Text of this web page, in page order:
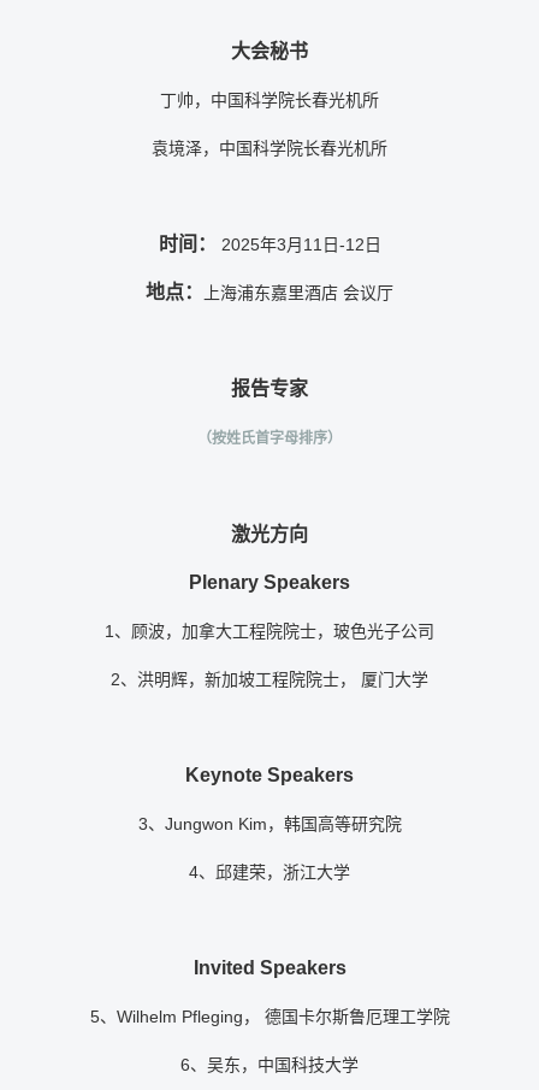
大会秘书
丁帅，中国科学院长春光机所
袁境泽，中国科学院长春光机所
时间： 2025年3月11日-12日
地点： 上海浦东嘉里酒店 会议厅
报告专家
（按姓氏首字母排序）
激光方向
Plenary Speakers
1、顾波，加拿大工程院院士，玻色光子公司
2、洪明辉，新加坡工程院院士， 厦门大学
Keynote Speakers
3、Jungwon Kim，韩国高等研究院
4、邱建荣，浙江大学
Invited Speakers
5、Wilhelm Pfleging， 德国卡尔斯鲁厄理工学院
6、吴东，中国科技大学